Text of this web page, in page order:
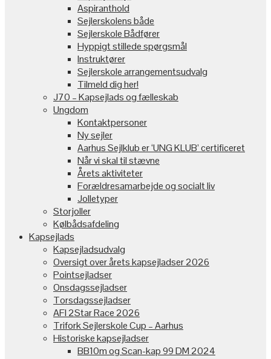
Aspiranthold
Sejlerskolens både
Sejlerskole Bådfører
Hyppigt stillede spørgsmål
Instruktører
Sejlerskole arrangementsudvalg
Tilmeld dig her!
J70 – Kapsejlads og fælleskab
Ungdom
Kontaktpersoner
Ny sejler
Aarhus Sejlklub er ‘UNG KLUB’ certificeret
Når vi skal til stævne
Årets aktiviteter
Forældresamarbejde og socialt liv
Jolletyper
Storjoller
Kølbådsafdeling
Kapsejlads
Kapsejladsudvalg
Oversigt over årets kapsejladser 2026
Pointsejladser
Onsdagssejladser
Torsdagssejladser
AFI 2Star Race 2026
Trifork Sejlerskole Cup – Aarhus
Historiske kapsejladser
BB10m og Scan-kap 99 DM 2024